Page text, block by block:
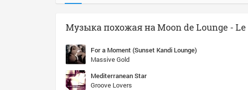
Музыка похожая на Moon de Lounge - Le
For a Moment (Sunset Kandi Lounge)
Massive Gold
Mediterranean Star
Groove Lovers